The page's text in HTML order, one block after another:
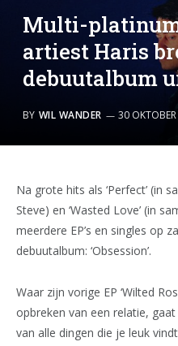
Multi-
artiest Haris
debuutalbum
BY WIL WANDER 30
Na grote hits als ‘Perfect’ (in
Steve) en ‘Wasted Love’ (in
meerdere EP’s en singles op
debuutalbum: ‘Obsession’.
Waar zijn vorige EP ‘Wilted
opbreken van een relatie, gaat
van alle dingen die je leuk